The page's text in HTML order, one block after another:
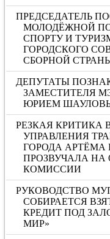
ПРЕДСЕДАТЕЛЬ
МОЛОДЁЖНОЙ
СПОРТУ И
ГОРОДСКОГО
СБОРНОЙ
ДЕПУТАТЫ
ЗАМЕСТИТЕЛЯ
ЮРИЕМ
РЕЗКАЯ КРИТИКА
УПРАВЛЕНИЯ
ГОРОДА АРТЁМА
ПРОЗВУЧАЛА НА
КОМИССИИ
РУКОВОДСТВО
СОБИРАЕТСЯ
КРЕДИТ ПОД
МИР»